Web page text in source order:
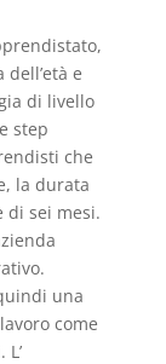
e
di livello
step
che
la durata
di sei mesi.
una
come